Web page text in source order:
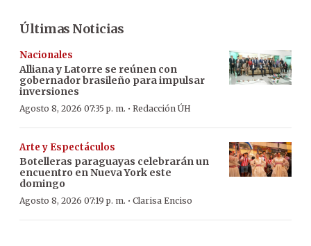
Últimas Noticias
Nacionales
Alliana y Latorre se reúnen con
gobernador brasileño para impulsar
inversiones
Agosto 8, 2026 07:35 p. m. · Redacción ÚH
Arte y Espectáculos
Botelleras paraguayas celebrarán un
encuentro en Nueva York este
domingo
Agosto 8, 2026 07:19 p. m. · Clarisa Enciso